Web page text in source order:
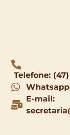
Telefone: (47)
E-mail: